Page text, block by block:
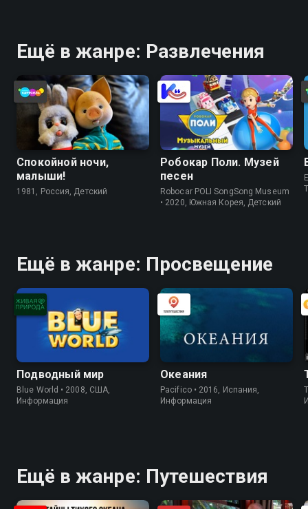
Ещё в жанре: Развлечения
Спокойной ночи,
малыши!
1981, Россия, Детский
Робокар Поли. Музей
песен
Robocar POLI SongSong Museum
• 2020, Южная Корея, Детский
Ещё в жанре: Просвещение
Подводный мир
Blue World • 2008, США,
Информация
Океания
Pacifico • 2016, Испания,
Информация
Ещё в жанре: Путешествия